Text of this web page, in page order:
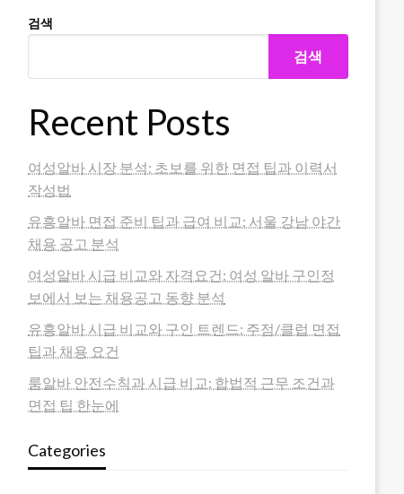
검색
검색
Recent Posts
여성알바 시장 분석: 초보를 위한 면접 팁과 이력서
작성법
유흥알바 면접 준비 팁과 급여 비교: 서울 강남 야간
채용 공고 분석
여성알바 시급 비교와 자격요건: 여성 알바 구인정
보에서 보는 채용공고 동향 분석
유흥알바 시급 비교와 구인 트렌드: 주점/클럽 면접
팁과 채용 요건
룸알바 안전수칙과 시급 비교: 합법적 근무 조건과
면접 팁 한눈에
Categories